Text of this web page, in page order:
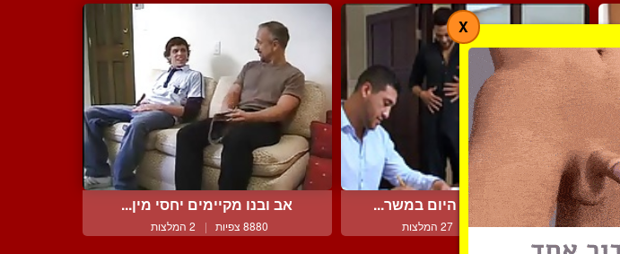
זין גדול באמצע היום במשר...
30822 צפיות | 27 המלצות
אב ובנו מקיימים יחסי מין...
8880 צפיות | 2 המלצות
X